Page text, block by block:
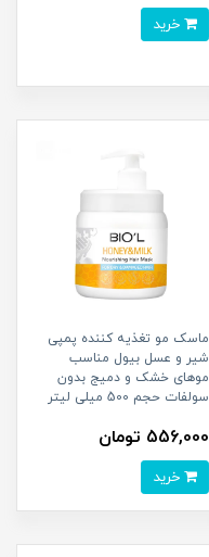
ماسک مو تغذیه کننده پمپی
شیر و عسل بیول مناسب
موهای خشک و دمیج بدون
سولفات حجم 500 میلی لیتر
556,000 تومان